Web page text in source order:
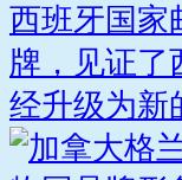
西班牙国家
牌，见证了
经升级为新